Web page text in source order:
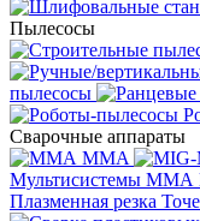
Пылесосы
пылесосы
Сварочные аппараты
MMA
Мультисистемы ММА
Плазменная резка